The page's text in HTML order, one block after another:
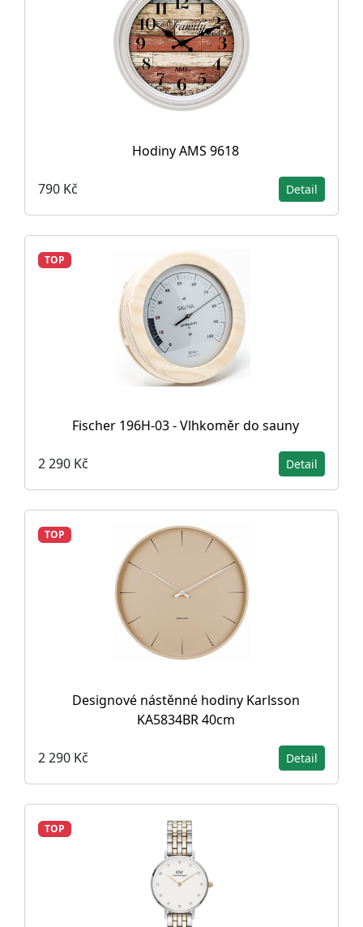
Hodiny AMS 9618
790 Kč Detail
TOP
Fischer 196H-03 - Vlhkoměr do sauny
2 290 Kč Detail
TOP
Designové nástěnné hodiny Karlsson
KA5834BR 40cm
2 290 Kč Detail
TOP